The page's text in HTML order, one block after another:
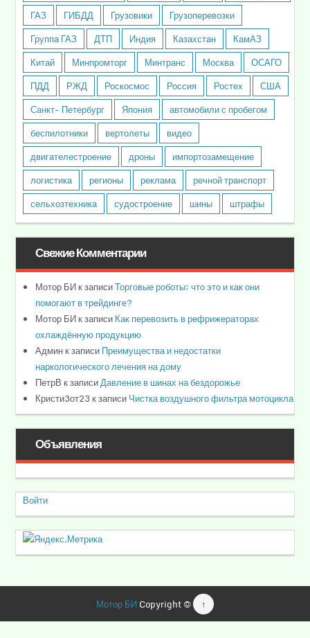
ГАЗ
ГИБДД Грузовики
Грузоперевозки
Группа ГАЗ
ДТП Индия Казахстан
КамАЗ
Китай
Минпромторг Минтранс Москва
ОСАГО
ПДД
РЖД Роскосмос Россия Ростех
США
Санкт- Петербург
Япония
автомобили с пробегом
беспилотники
вертолеты
видео
двигателестроение
дроны
импортозамещение
логистика
регионы реклама
речной транспорт
сельхозтехника
судостроение шины штрафы
Свежие Комментарии
Мотор БИк записиТорговые роботы: что это и как они
помогают в трейдинге?
Мотор БИк записиКак перевозить в рефрижераторах
охлаждённую продукцию
Админк записиПреимущества и недостатки
наркологического лечения на дому
ПетрВ к записиДавление в шинах на бездорожье
Кристи3от23 к записиЧистка воздушного фильтра мотоцикла
Объявления
Войти
Мотор БИCopyright © ↑